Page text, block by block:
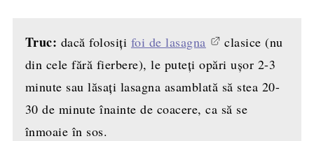
Truc: dacă folosiți foi de lasagna
clasice (nu
din cele fără fierbere), le puteți opări ușor 2-3
minute sau lăsați lasagna asamblată să stea 20-
30 de minute înainte de coacere, ca să se
înmoaie în sos.